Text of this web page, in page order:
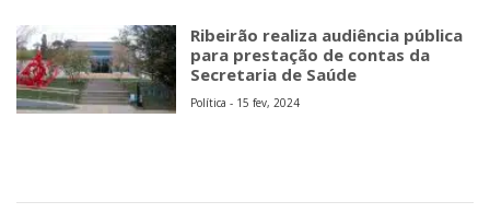
Ribeirão realiza audiência pública
para prestação de contas da
Secretaria de Saúde
Política - 15 fev, 2024